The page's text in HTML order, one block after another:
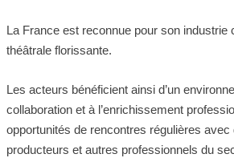
La France est reconnue pour son industrie
théâtrale florissante.
Les acteurs bénéficient ainsi d’un
collaboration et à l’enrichissement
opportunités de rencontres régulières avec
producteurs et autres professionnels du